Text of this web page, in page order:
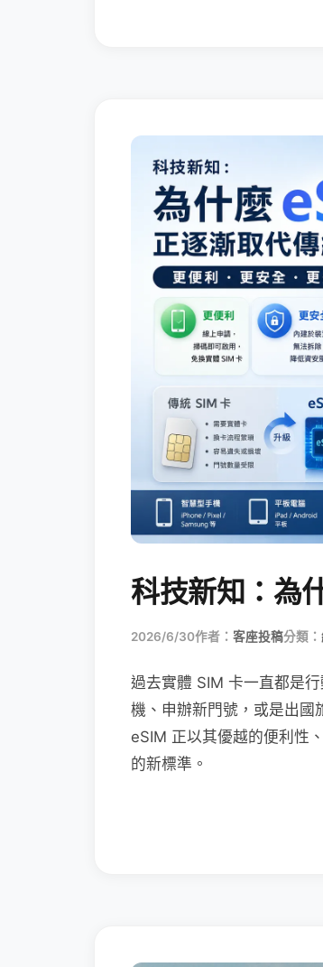
科技新知：為
2026/6/30作者： 客座投稿分類：
過去實體 SIM 卡一直都是
機、申辦新門號，或是出國
eSIM 正以其優越的便利性
的新標準。